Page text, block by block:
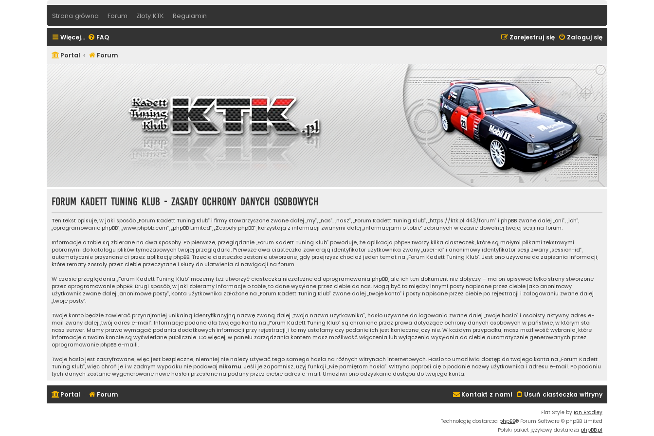
Strona główna Forum Zloty KTK Regulamin
Więcej… FAQ Zaloguj się
Zarejestruj się
Portal Forum
Forum Kadett Tuning Klub - Zasady ochrony danych osobowych
Ten tekst opisuje, w jaki sposób „Forum Kadett Tuning Klub” i firmy stowarzyszone zwane dalej „my”, „nas”, „nasz”, „Forum Kadett Tuning Klub”, „https://ktk.pl:443/forum” i phpBB zwane dalej „oni”, „ich”,
„oprogramowanie phpBB”, „www.phpbb.com”, „phpBB Limited”, „Zespoły phpBB”, korzystają z informacji zwanymi dalej „informacjami o tobie” zebranych w czasie dowolnej twojej sesji na forum.
Informacje o tobie są zbierane na dwa sposoby. Po pierwsze, przeglądanie „Forum Kadett Tuning Klub” powoduje, że aplikacja phpBB tworzy kilka ciasteczek, które są małymi plikami tekstowymi
pobranymi do katalogu plików tymczasowych twojej przeglądarki. Pierwsze dwa ciasteczka zawierają identyfikator użytkownika zwany „user-id” i anonimowy identyfikator sesji zwany „session-id”,
automatycznie przyznane ci przez aplikację phpBB. Trzecie ciasteczko zostanie utworzone, gdy przejrzysz chociaż jeden temat na „Forum Kadett Tuning Klub”. Jest ono używane do zapisania informacji,
które tematy zostały przez ciebie przeczytane i służy do ułatwienia ci nawigacji na forum.
W czasie przeglądania „Forum Kadett Tuning Klub” możemy też utworzyć ciasteczka niezależne od oprogramowania phpBB, ale ich ten dokument nie dotyczy – ma on opisywać tylko strony stworzone
przez oprogramowanie phpBB. Drugi sposób, w jaki zbieramy informacje o tobie, to dane wysyłane przez ciebie do nas. Mogą być to między innymi posty napisane przez ciebie jako anonimowy
użytkownik zwane dalej „anonimowe posty”, konta użytkownika założone na „Forum Kadett Tuning Klub” zwane dalej „twoje konto” i posty napisane przez ciebie po rejestracji i zalogowaniu zwane dalej
„twoje posty”.
Twoje konto będzie zawierać przynajmniej unikalną identyfikacyjną nazwę zwaną dalej „twoja nazwa użytkownika”, hasło używane do logowania zwane dalej „twoje hasło” i osobisty aktywny adres e-
mail zwany dalej „twój adres e-mail”. Informacje podane dla twojego konta na „Forum Kadett Tuning Klub” są chronione przez prawa dotyczące ochrony danych osobowych w państwie, w którym stoi
nasz serwer. Mamy prawo wymagać podania dodatkowych informacji przy rejestracji, i to my ustalamy czy podanie ich jest konieczne, czy nie. W każdym przypadku, masz możliwość wybrania, które
informacje o twoim koncie są wyświetlane publicznie. Co więcej, w panelu zarządzania kontem masz możliwość włączenia lub wyłączenia wysyłania do ciebie automatycznie generowanych przez
oprogramowanie phpBB e-maili.
Twoje hasło jest zaszyfrowane, więc jest bezpieczne, niemniej nie należy używać tego samego hasła na różnych witrynach internetowych. Hasło to umożliwia dostęp do twojego konta na „Forum Kadett
Tuning Klub”, więc chroń je i w żadnym wypadku nie podawaj nikomu. Jeśli je zapomnisz, użyj funkcji „Nie pamiętam hasła”. Witryna poprosi cię o podanie nazwy użytkownika i adresu e-mail. Po podaniu
tych danych zostanie wygenerowane nowe hasło i przesłane na podany przez ciebie adres e-mail. Umożliwi ono odzyskanie dostępu do twojego konta.
Portal Forum Usuń ciasteczka witryny
Kontakt z nami
Flat Style by Ian Bradley
Technologię dostarcza phpBB® Forum Software © phpBB Limited
Polski pakiet językowy dostarcza phpBB.pl